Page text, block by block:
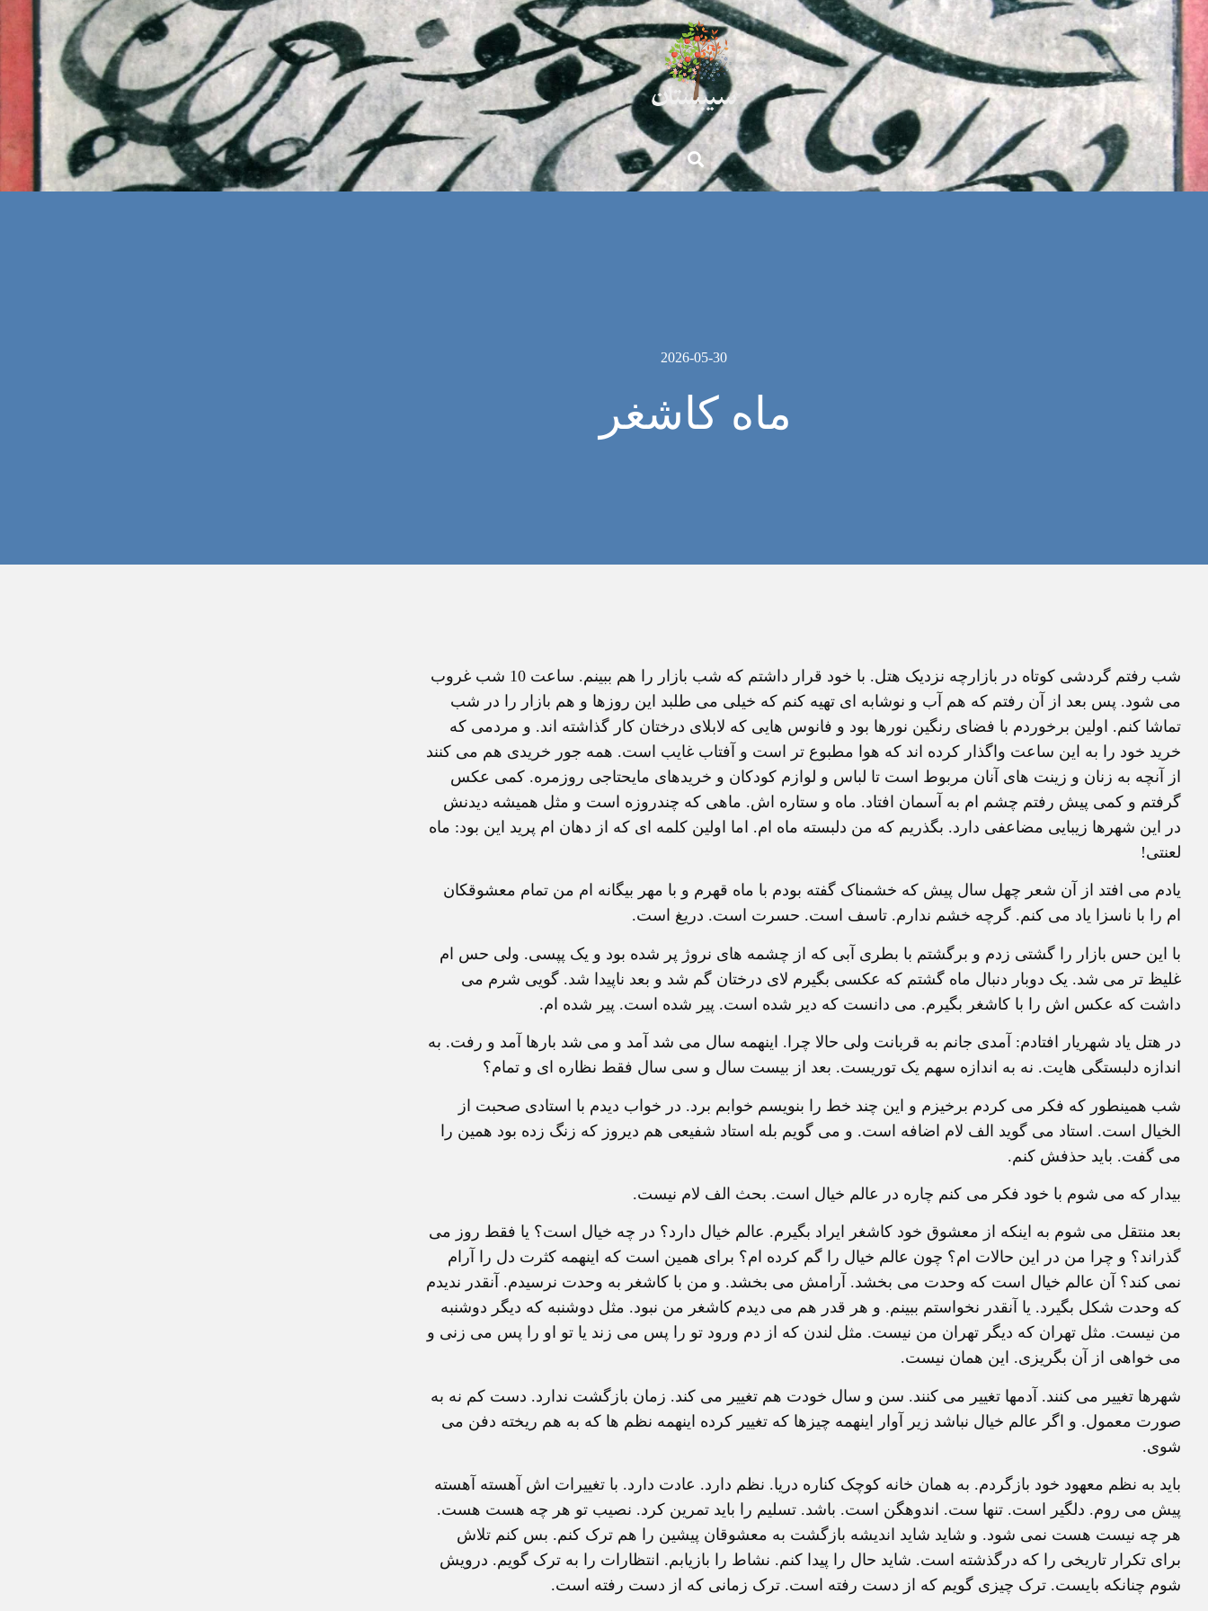
2026-05-30
ماه کاشغر
شب رفتم گردشی کوتاه در بازارچه نزدیک هتل. با خود قرار داشتم که شب بازار را هم ببینم. ساعت 10 شب غروب
می شود. پس بعد از آن رفتم که هم آب و نوشابه ای تهیه کنم که خیلی می طلبد این روزها و هم بازار را در شب
تماشا کنم. اولین برخوردم با فضای رنگین نورها بود و فانوس هایی که لابلای درختان کار گذاشته اند. و مردمی که
خرید خود را به این ساعت واگذار کرده اند که هوا مطبوع تر است و آفتاب غایب است. همه جور خریدی هم می کنند
از آنچه به زنان و زینت های آنان مربوط است تا لباس و لوازم کودکان و خریدهای مایحتاجی روزمره. کمی عکس
گرفتم و کمی پیش رفتم چشم ام به آسمان افتاد. ماه و ستاره اش. ماهی که چندروزه است و مثل همیشه دیدنش
در این شهرها زیبایی مضاعفی دارد. بگذریم که من دلبسته ماه ام. اما اولین کلمه ای که از دهان ام پرید این بود: ماه
لعنتی!
یادم می افتد از آن شعر چهل سال پیش که خشمناک گفته بودم با ماه قهرم و با مهر بیگانه ام من تمام معشوقکان
ام را با ناسزا یاد می کنم. گرچه خشم ندارم. تاسف است. حسرت است. دریغ است.
با این حس بازار را گشتی زدم و برگشتم با بطری آبی که از چشمه های نروژ پر شده بود و یک پپسی. ولی حس ام
غلیظ تر می شد. یک دوبار دنبال ماه گشتم که عکسی بگیرم لای درختان گم شد و بعد ناپیدا شد. گویی شرم می
داشت که عکس اش را با کاشغر بگیرم. می دانست که دیر شده است. پیر شده است. پیر شده ام.
در هتل یاد شهریار افتادم: آمدی جانم به قربانت ولی حالا چرا. اینهمه سال می شد آمد و می شد بارها آمد و رفت. به
اندازه دلبستگی هایت. نه به اندازه سهم یک توریست. بعد از بیست سال و سی سال فقط نظاره ای و تمام؟
شب همینطور که فکر می کردم برخیزم و این چند خط را بنویسم خوابم برد. در خواب دیدم با استادی صحبت از
الخیال است. استاد می گوید الف لام اضافه است. و می گویم بله استاد شفیعی هم دیروز که زنگ زده بود همین را
می گفت. باید حذفش کنم.
بیدار که می شوم با خود فکر می کنم چاره در عالم خیال است. بحث الف لام نیست.
بعد منتقل می شوم به اینکه از معشوق خود کاشغر ایراد بگیرم. عالم خیال دارد؟ در چه خیال است؟ یا فقط روز می
گذراند؟ و چرا من در این حالات ام؟ چون عالم خیال را گم کرده ام؟ برای همین است که اینهمه کثرت دل را آرام
نمی کند؟ آن عالم خیال است که وحدت می بخشد. آرامش می بخشد. و من با کاشغر به وحدت نرسیدم. آنقدر ندیدم
که وحدت شکل بگیرد. یا آنقدر نخواستم ببینم. و هر قدر هم می دیدم کاشغر من نبود. مثل دوشنبه که دیگر دوشنبه
من نیست. مثل تهران که دیگر تهران من نیست. مثل لندن که از دم ورود تو را پس می زند یا تو او را پس می زنی و
می خواهی از آن بگریزی. این همان نیست.
شهرها تغییر می کنند. آدمها تغییر می کنند. سن و سال خودت هم تغییر می کند. زمان بازگشت ندارد. دست کم نه به
صورت معمول. و اگر عالم خیال نباشد زیر آوار اینهمه چیزها که تغییر کرده اینهمه نظم ها که به هم ریخته دفن می
شوی.
باید به نظم معهود خود بازگردم. به همان خانه کوچک کناره دریا. نظم دارد. عادت دارد. با تغییرات اش آهسته آهسته
پیش می روم. دلگیر است. تنها ست. اندوهگن است. باشد. تسلیم را باید تمرین کرد. نصیب تو هر چه هست هست.
هر چه نیست هست نمی شود. و شاید شاید اندیشه بازگشت به معشوقان پیشین را هم ترک کنم. بس کنم تلاش
برای تکرار تاریخی را که درگذشته است. شاید حال را پیدا کنم. نشاط را بازیابم. انتظارات را به ترک گویم. درویش
شوم چنانکه بایست. ترک چیزی گویم که از دست رفته است. ترک زمانی که از دست رفته است.